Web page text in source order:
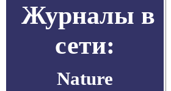
Журналы в
сети:
Nature